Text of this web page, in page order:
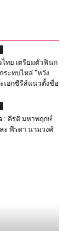
ทย เตรียมตัวฟินก
ระทบไหล่ “หวัง
ะเอกซีรีส์แนวตั้งชื่อ
: คีรติ มหาพฤกษ์
ะ พีรดา นามวงศ์